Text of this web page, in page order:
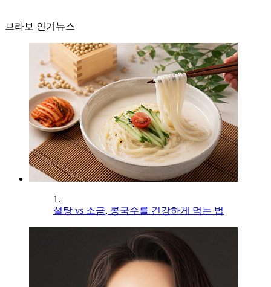
브라보 인기뉴스
1.
설탕 vs 소금, 콩국수를 건강하게 먹는 법